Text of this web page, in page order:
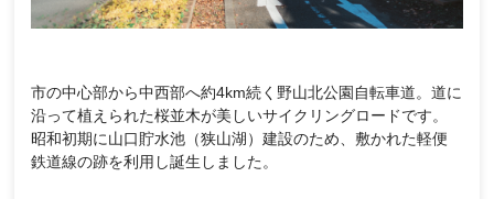
市の中心部から中西部へ約4km続く野山北公園自転車道。道に
沿って植えられた桜並木が美しいサイクリングロードです。
昭和初期に山口貯水池（狭山湖）建設のため、敷かれた軽便
鉄道線の跡を利用し誕生しました。